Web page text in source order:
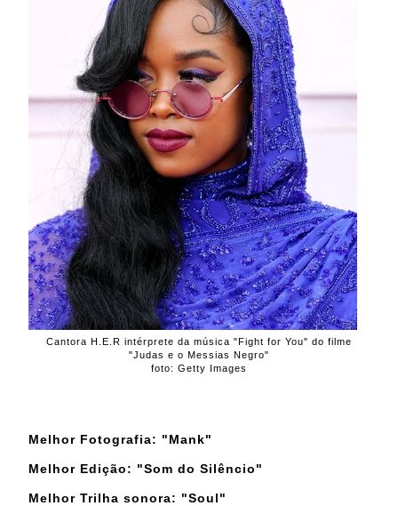
Cantora H.E.R intérprete da música "Fight for You" do filme
"Judas e o Messias Negro"
foto: Getty Images
Melhor Fotografia: "Mank"
Melhor Edição: "Som do Silêncio"
Melhor Trilha sonora: "Soul"